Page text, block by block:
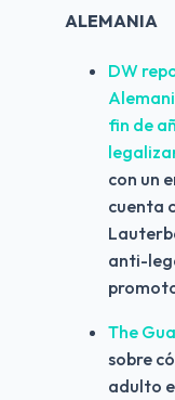
ALEMANIA
DW
fin de
con un
cuenta
anti-
sobre
adulto